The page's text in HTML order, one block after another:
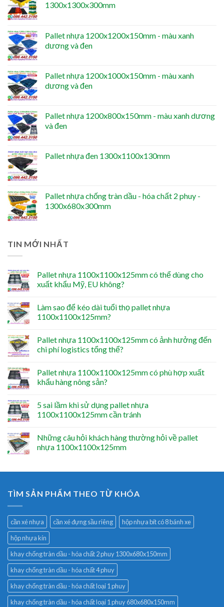
1300x1300x300mm
Pallet nhựa 1200x1200x150mm - màu xanh
dương và đen
Pallet nhựa 1200x1000x150mm - màu xanh
dương và đen
Pallet nhựa 1200x800x150mm - màu xanh dương
và đen
Pallet nhựa đen 1300x1100x130mm
Pallet nhựa chống tràn dầu - hóa chất 2 phuy -
1300x680x300mm
TIN MỚI NHẤT
Pallet nhựa 1100x1100x125mm có thể dùng cho
xuất khẩu Mỹ, EU không?
Làm sao để kéo dài tuổi thọ pallet nhựa
1100x1100x125mm?
Pallet nhựa 1100x1100x125mm có ảnh hưởng đến
chi phí logistics tổng thể?
Pallet nhựa 1100x1100x125mm có phù hợp xuất
khẩu hàng nông sản?
5 sai lầm khi sử dụng pallet nhựa
1100x1100x125mm cần tránh
Những câu hỏi khách hàng thường hỏi về pallet
nhựa 1100x1100x125mm
TÌM SẢN PHẨM THEO TỪ KHÓA
cần xé nhựa cần xé đựng sầu riêng
hộp nhựa bít có 8 bánh xe
hộp nhựa kín
khay chống tràn dầu - hóa chất 2 phuy 1300x680x150mm
khay chống tràn dầu - hóa chất 4 phuy
khay chống tràn dầu - hóa chất loại 1 phuy
khay chống tràn dầu - hóa chất loại 1 phuy 680x680x150mm